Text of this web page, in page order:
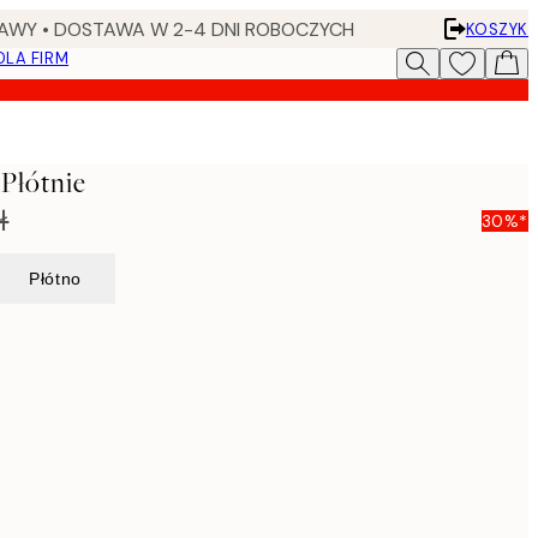
• DOSTAWA W 2-4 DNI ROBOCZYCH
KOSZYK
FIRM
30%*
Płótno